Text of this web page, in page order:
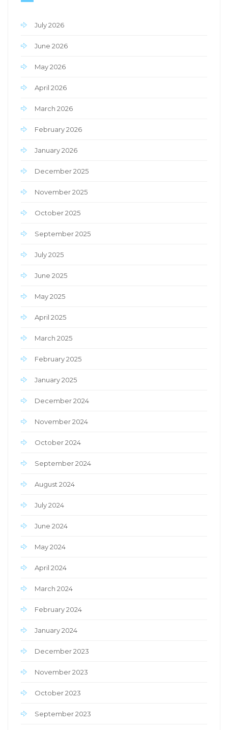
July 2026
June 2026
May 2026
April 2026
March 2026
February 2026
January 2026
December 2025
November 2025
October 2025
September 2025
July 2025
June 2025
May 2025
April 2025
March 2025
February 2025
January 2025
December 2024
November 2024
October 2024
September 2024
August 2024
July 2024
June 2024
May 2024
April 2024
March 2024
February 2024
January 2024
December 2023
November 2023
October 2023
September 2023